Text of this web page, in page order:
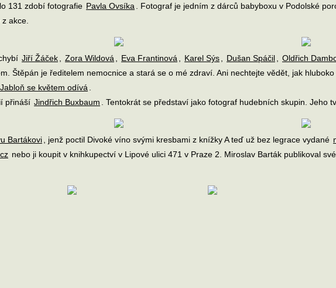
131 zdobí fotografie Pavla Ovsíka
. Fotograf je jedním z dárců babyboxu v Podolské
akce.
Jiří Žáček Zora Wildová Eva Frantinová Karel Sýs Dušan Spáčil Oldřich
Štěpán je ředitelem nemocnice a stará se o mé zdraví. Ani nechtejte vědět, jak
se květem odívá
přináší Jindřich Buxbaum . Tentokrát se představí jako fotograf hudebních skupin. Jeho
Bartákovi , jenž poctil Divoké víno svými kresbami z knížky A teď už bez legrace vydané
nebo ji koupit v knihkupectví v Lipové ulici 471 v Praze 2. Miroslav Barták publikoval